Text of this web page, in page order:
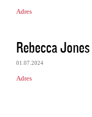
Adres
Rebecca Jones
01.07.2024
Adres